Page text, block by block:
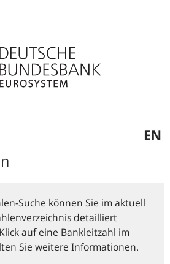
EN
Suche können Sie im aktuell
detailliert
auf eine Bankleitzahl im
Sie weitere Informationen.